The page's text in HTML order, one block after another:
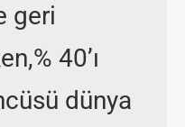
geri
40’ı
dünya